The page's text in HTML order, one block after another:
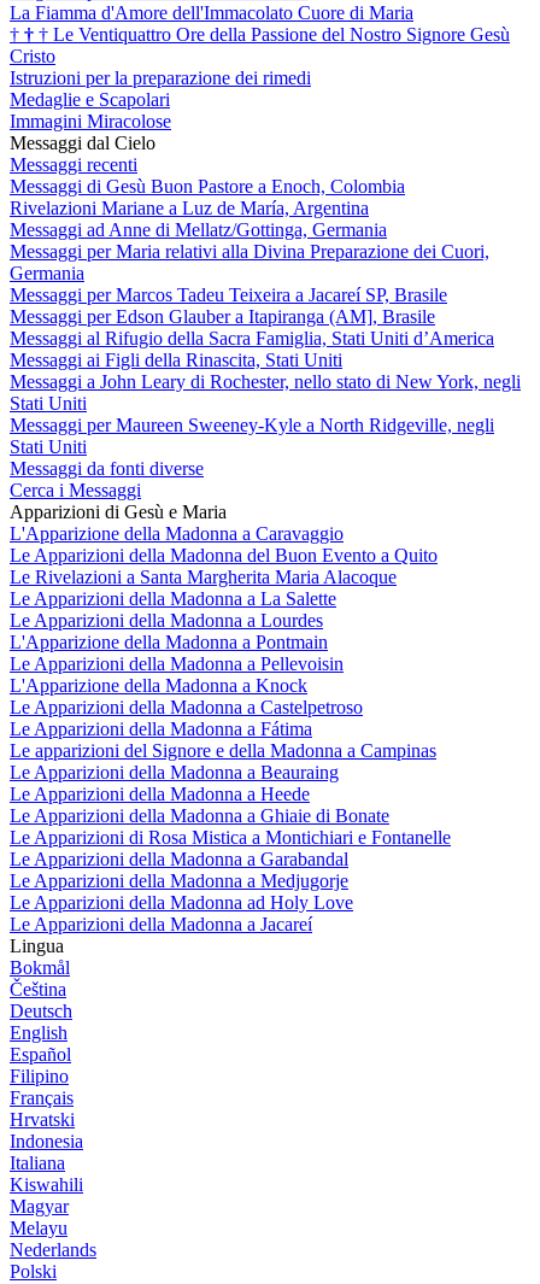
La Fiamma d'Amore dell'Immacolato Cuore di Maria
† † † Le Ventiquattro Ore della Passione del Nostro Signore Gesù
Cristo
Istruzioni per la preparazione dei rimedi
Medaglie e Scapolari
Immagini Miracolose
Messaggi dal Cielo
Messaggi recenti
Messaggi di Gesù Buon Pastore a Enoch, Colombia
Rivelazioni Mariane a Luz de María, Argentina
Messaggi ad Anne di Mellatz/Gottinga, Germania
Messaggi per Maria relativi alla Divina Preparazione dei Cuori,
Germania
Messaggi per Marcos Tadeu Teixeira a Jacareí SP, Brasile
Messaggi per Edson Glauber a Itapiranga (AM], Brasile
Messaggi al Rifugio della Sacra Famiglia, Stati Uniti d’America
Messaggi ai Figli della Rinascita, Stati Uniti
Messaggi a John Leary di Rochester, nello stato di New York, negli
Stati Uniti
Messaggi per Maureen Sweeney-Kyle a North Ridgeville, negli
Stati Uniti
Messaggi da fonti diverse
Cerca i Messaggi
Apparizioni di Gesù e Maria
L'Apparizione della Madonna a Caravaggio
Le Apparizioni della Madonna del Buon Evento a Quito
Le Rivelazioni a Santa Margherita Maria Alacoque
Le Apparizioni della Madonna a La Salette
Le Apparizioni della Madonna a Lourdes
L'Apparizione della Madonna a Pontmain
Le Apparizioni della Madonna a Pellevoisin
L'Apparizione della Madonna a Knock
Le Apparizioni della Madonna a Castelpetroso
Le Apparizioni della Madonna a Fátima
Le apparizioni del Signore e della Madonna a Campinas
Le Apparizioni della Madonna a Beauraing
Le Apparizioni della Madonna a Heede
Le Apparizioni della Madonna a Ghiaie di Bonate
Le Apparizioni di Rosa Mistica a Montichiari e Fontanelle
Le Apparizioni della Madonna a Garabandal
Le Apparizioni della Madonna a Medjugorje
Le Apparizioni della Madonna ad Holy Love
Le Apparizioni della Madonna a Jacareí
Lingua
Bokmål
Čeština
Deutsch
English
Español
Filipino
Français
Hrvatski
Indonesia
Italiana
Kiswahili
Magyar
Melayu
Nederlands
Polski